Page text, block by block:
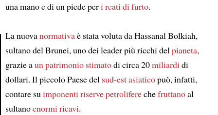
Article
una mano e di un piede peri reati di furto.
La nuovanormativaè stata voluta da Hassanal Bolkiah,
sultano del Brunei, uno dei leader più ricchi delpianeta,
grazie aun patrimonio stimatodi circa 20miliardidi
dollari. Il piccolo Paese del sud-est asiaticopuò, infatti,
contare suimponentiriserve petroliferechefruttanoal
sultanoenormi ricavi.